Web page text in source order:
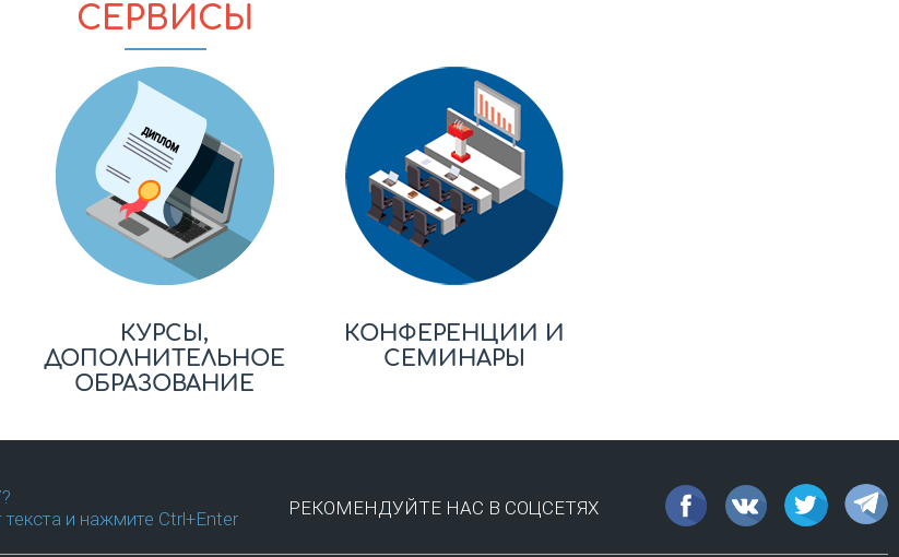
СЕРВИСЫ
КУРСЫ,
ДОПОЛНИТЕЛЬНОЕ
ОБРАЗОВАНИЕ
КОНФЕРЕНЦИИ И
СЕМИНАРЫ
и нажмите Ctrl+Enter
РЕКОМЕНДУЙТЕ НАС В СОЦСЕТЯХ